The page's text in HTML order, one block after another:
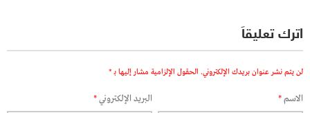
اترك تعليقاً
لن يتم نشر عنوان بريدك الإلكتروني. الحقول الإلزامية مشار إليها بـ *
الاسم* البريد الإلكتروني*